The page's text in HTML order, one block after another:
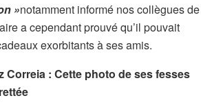
»notamment informé nos collègues de
a cependant prouvé qu’il pouvait
exorbitants à ses amis.
Correia : Cette photo de ses fesses